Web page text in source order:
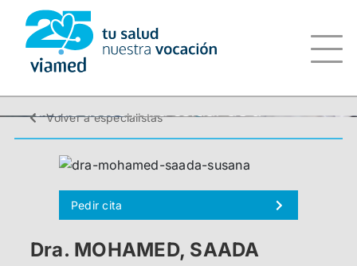
Saltar
contenido
Volver a especialistas
Pedir cita
Dra. MOHAMED, SAADA